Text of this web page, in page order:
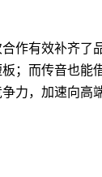
作有效补齐了
；而传音也能
力，加速向高